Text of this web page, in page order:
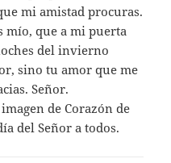
mi amistad procuras.
mío, que a mi puerta
del invierno
sino tu amor que me
Señor.
de Corazón de
del Señor a todos.